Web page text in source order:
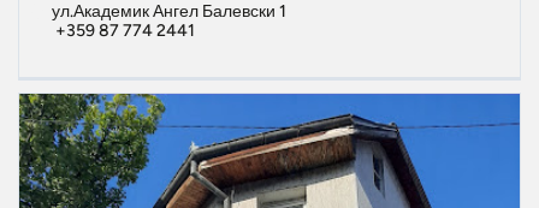
ул.Академик Ангел Балевски 1
+359 87 774 2441